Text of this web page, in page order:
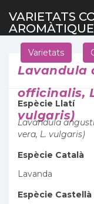
VARIETATS
Varietats
Lavandula
officinalis,
vulgaris)
Espècie Llatí
Lavandula
vera, L. vulgaris)
Espècie Català
Lavanda
Espècie Castellà